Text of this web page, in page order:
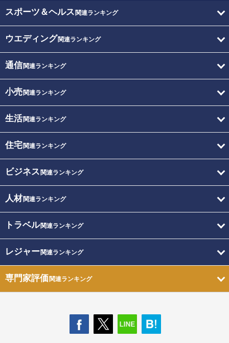
スポーツ＆ヘルス 関連ランキング
ウエディング関連ランキング
通信関連ランキング
小売関連ランキング
生活関連ランキング
住宅関連ランキング
ビジネス 関連ランキング
人材関連ランキング
トラベル関連ランキング
レジャー関連ランキング
専門家評価関連ランキング